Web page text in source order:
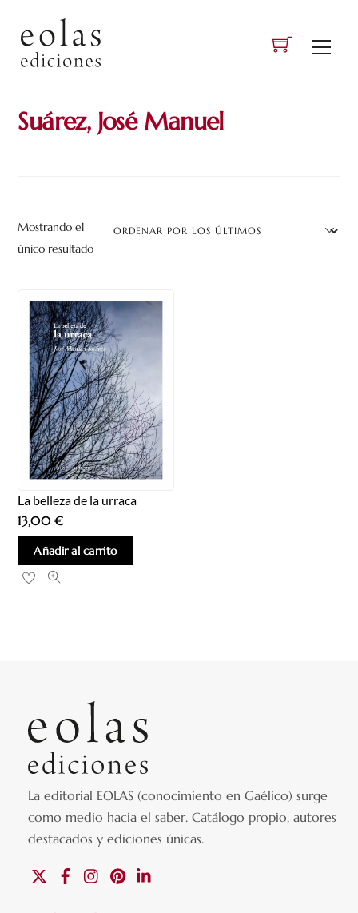
content
Suárez, José Manuel
Mostrando el
único resultado
La belleza de la urraca
13,00€
Añadir al carrito
La editorial EOLAS (conocimiento en Gaélico) surge
como medio hacia el saber.Catálogo propio, autores
destacados y ediciones únicas.
FacebookInstagramPinterest